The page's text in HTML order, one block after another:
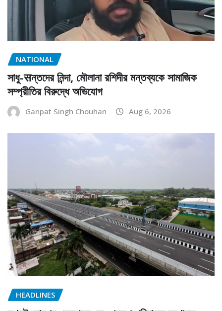
NATIONAL
সাধু-सন্তদের নিন্দা, মৌলানা রশিদীর মন্তব্যকে সামাজিক
সম্প্রীতির বিরুদ্ধে অভিযোগ
Ganpat Singh Chouhan Aug 6, 2026
HEADLINES